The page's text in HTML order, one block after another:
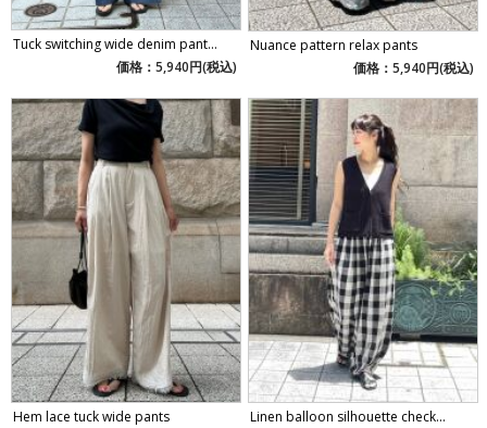
Tuck switching wide denim pant...
価格：5,940円(税込)
Nuance pattern relax pants
価格：5,940円(税込)
Hem lace tuck wide pants
Linen balloon silhouette check...